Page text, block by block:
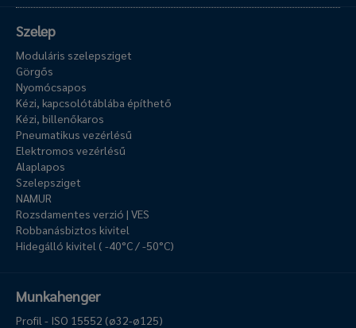
Szelep
Moduláris szelepsziget
Görgős
Nyomócsapos
Kézi, kapcsolótáblába építhető
Kézi, billenőkaros
Pneumatikus vezérlésű
Elektromos vezérlésű
Alaplapos
Szelepsziget
NAMUR
Rozsdamentes verzió | VES
Robbanásbiztos kivitel
Hidegálló kivitel ( -40°C / -50°C)
Munkahenger
Profil - ISO 15552 (ø32-ø125)